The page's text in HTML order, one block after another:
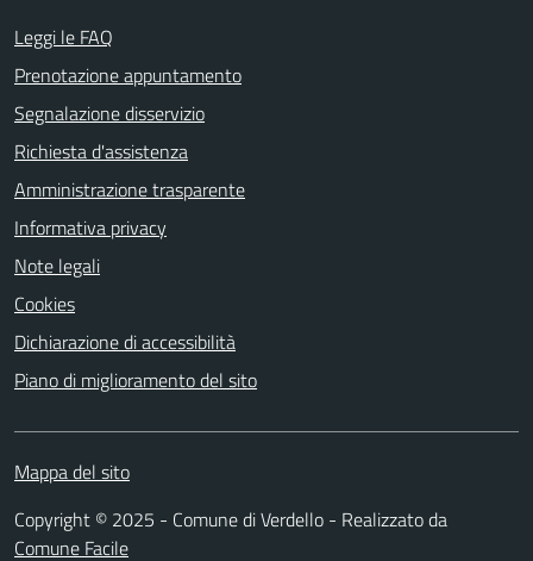
Leggi le FAQ
Prenotazione appuntamento
Segnalazione disservizio
Richiesta d'assistenza
Amministrazione trasparente
Informativa privacy
Note legali
Cookies
Dichiarazione di accessibilità
Piano di miglioramento del sito
Mappa del sito
Copyright © 2025 - Comune di Verdello - Realizzato da
Comune Facile